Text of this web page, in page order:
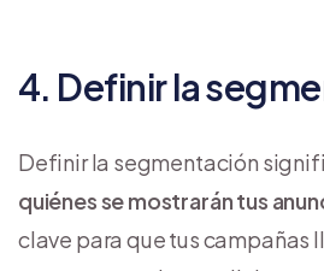
4. Definir la
Definir la segmentación
quiénes se mostrarán tus
clave para que tus campañas